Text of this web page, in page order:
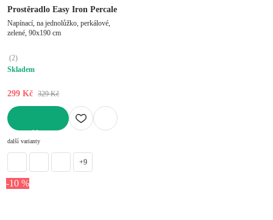
Prostěradlo Easy Iron Percale
Napínací, na jednolůžko, perkálové,
zelené, 90x190 cm
(2)
Skladem
299 Kč 329 Kč
další varianty
+9
-10 %